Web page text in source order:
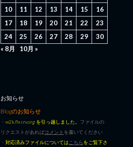
10
11 12 13 14 15
16
17
18 19 20 21 22
23
24
25 26 27 28 29
30
« 8月
10月 »
お知らせ
Blogのお知らせ
・ w2k.flxsrv.org を引っ越しました。 ファイルの
リクエストがあればコメント を書いてください
・ 対応済みファイルについては こちらをご覧下さ